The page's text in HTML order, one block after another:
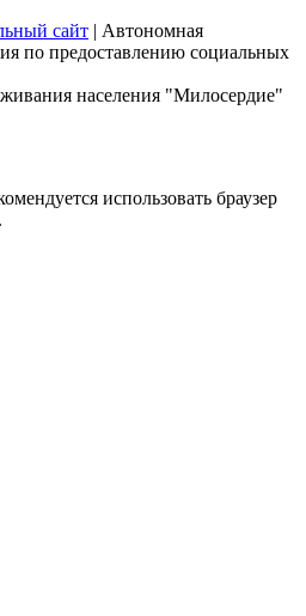
сайт | Автономная
по предоставлению социальных
населения "Милосердие"
использовать браузер